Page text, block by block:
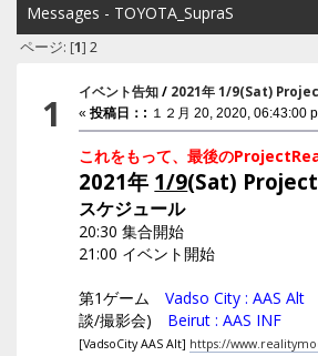
Messages - TOYOTA_SupraS
ページ: [1] 2
1 イベント告知 / 2021年 1/9(Sat)
«投稿日：: １２月 20, 2020, 06:43:00
これをもって、最後の
2021年 1/9(Sat)
スケジュール
20:30 集合開始
21:00 イベント開始
第1ゲームVadso City : AAS Alt
談/撮影会) Beirut : AAS INF
[VadsoCity AAS Alt] https://